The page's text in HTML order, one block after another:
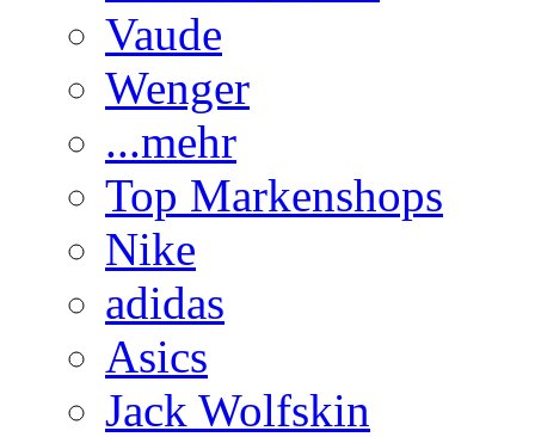
Vaude
Wenger
...mehr
Top Markenshops
Nike
adidas
Asics
Jack Wolfskin